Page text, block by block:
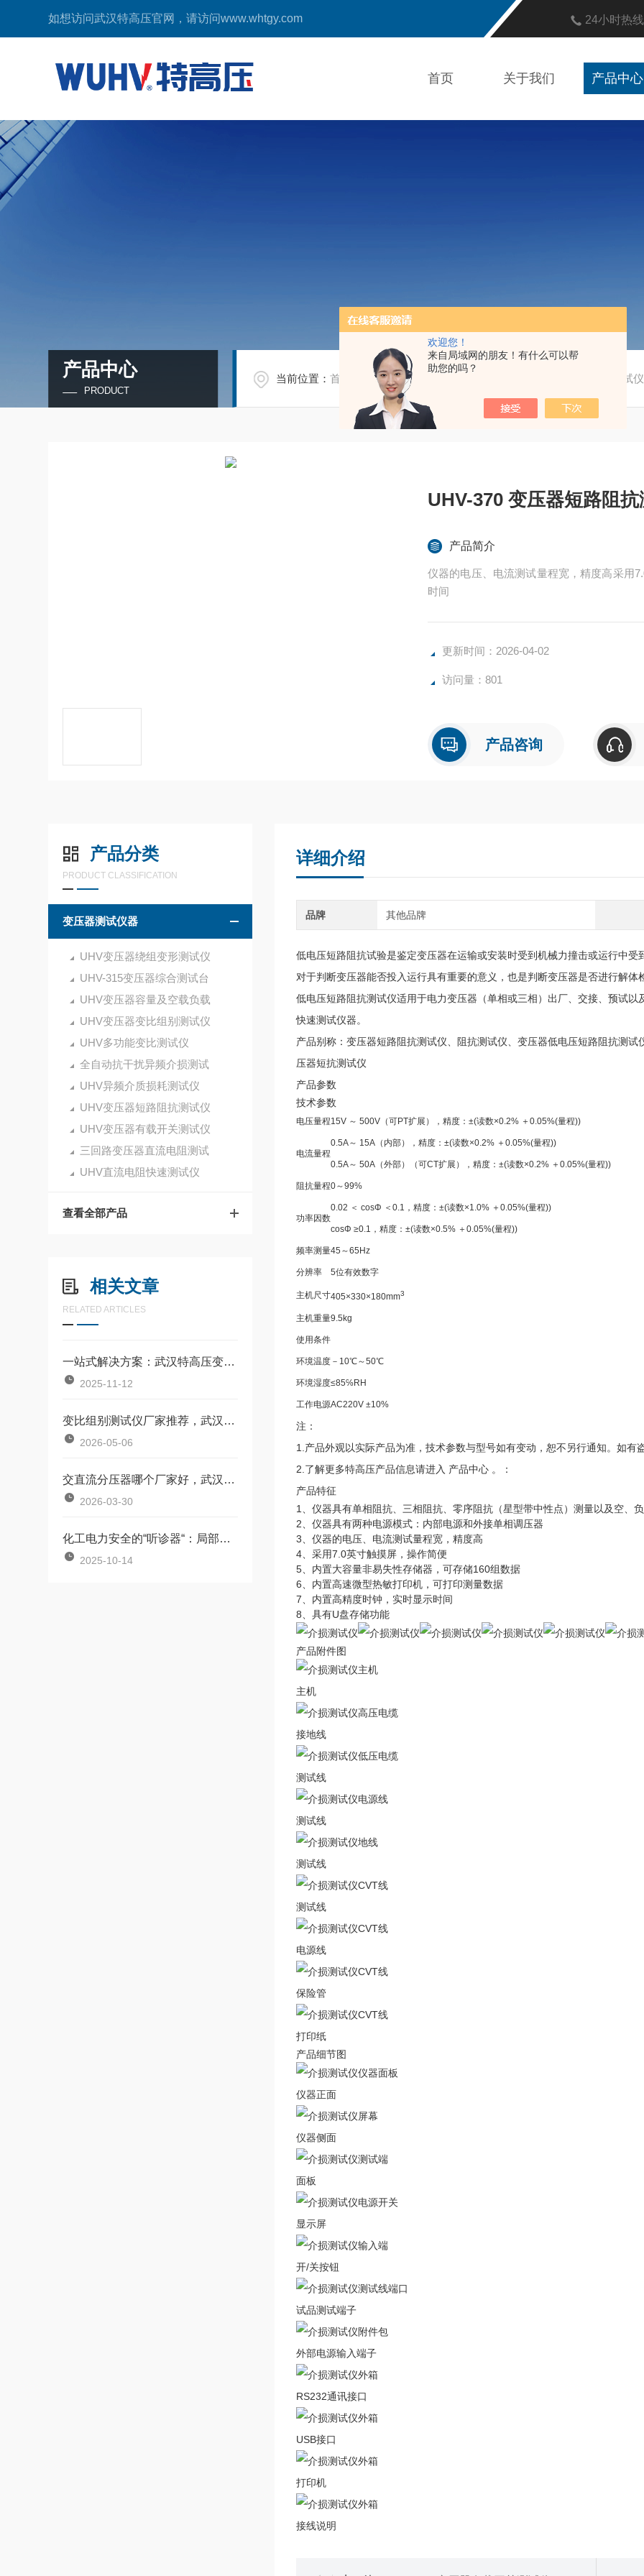
欢迎您！
来自局域网的朋友！有什么可以帮
助您的吗？
如想访问武汉特高压官网，请访问www.whtgy.com 24小时热
首页 关于我们 产品中心
产品中心
PRODUCT
当前位置：首页 产品中心/ UHV变压器短路阻抗测试仪
UHV-370 变压器短路阻
产品简介
仪器的电压、电流测试量程宽，精度高采用
时间
更新时间：2026-04-02
访问量：801
产品咨询
产品分类
PRODUCT CLASSIFICATION
变压器测试仪器
UHV变压器绕组变形测试仪
UHV-315变压器综合测试台
UHV变压器容量及空载负载
UHV变压器变比组别测试仪
UHV多功能变比测试仪
全自动抗干扰异频介损测试
UHV异频介质损耗测试仪
UHV变压器短路阻抗测试仪
UHV变压器有载开关测试仪
三回路变压器直流电阻测试
UHV直流电阻快速测试仪
查看全部产品
相关文章
RELATED ARTICLES
一站式解决方案：武汉特高压变压器测试台应用探析
2025-11-12
变比组别测试仪厂家推荐，武汉特高压电力科技测试仪为何被反复选择
2026-05-06
交直流分压器哪个厂家好，武汉特高压电力科技的产品力与口碑如何？
2026-03-30
化工电力安全的“听诊器“：局部放电检测技术进阶方案
2025-10-14
详细介绍
品牌 其他品牌
低电压短路阻抗试验是鉴定变压器在运输或安装时受到机械力撞击或运行中
对于判断变压器能否投入运行具有重要的意义，也是判断变压器是否进行解体
低电压短路阻抗测试仪适用于电力变压器（单相或三相）出厂、交接、预试
快速测试仪器。
产品别称：变压器短路阻抗测试仪、阻抗测试仪、变压器低电压短路阻抗测
压器短抗测试仪
产品参数
技术参数
电压量程15V ～ 500V（可PT扩展），精度：±(读数×0.2% ＋0.05%(量程))
电流量程
0.5A～ 15A（内部），精度：±(读数×0.2% ＋0.05%(量程))
0.5A～ 50A（外部）（可CT扩展），精度：±(读数×0.2% ＋0.05%(量程))
阻抗量程0～99%
功率因数
0.02 ＜ cosΦ ＜0.1，精度：±(读数×1.0% ＋0.05%(量程))
cosΦ ≥0.1，精度：±(读数×0.5% ＋0.05%(量程))
频率测量45～65Hz
分辨率 5位有效数字
主机尺寸405×330×180mm3
主机重量9.5kg
使用条件
环境温度－10℃～50℃
环境湿度≤85℅RH
工作电源AC220V ±10%
注：
1.产品外观以实际产品为准，技术参数与型号如有变动，恕不另行通知。如有
2.了解更多特高压产品信息请进入 产品中心 。：
产品特征
1、仪器具有单相阻抗、三相阻抗、零序阻抗（星型带中性点）测量以及空、
2、仪器具有两种电源模式：内部电源和外接单相调压器
3、仪器的电压、电流测试量程宽，精度高
4、采用7.0英寸触摸屏，操作简便
5、内置大容量非易失性存储器，可存储160组数据
6、内置高速微型热敏打印机，可打印测量数据
7、内置高精度时钟，实时显示时间
8、具有U盘存储功能
产品附件图
主机
接地线
测试线
测试线
测试线
测试线
电源线
保险管
打印纸
产品细节图
仪器正面
仪器侧面
面板
显示屏
开/关按钮
试品测试端子
外部电源输入端子
RS232通讯接口
USB接口
打印机
接线说明